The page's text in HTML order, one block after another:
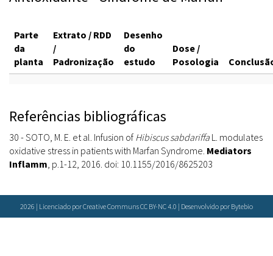
Parte
da
planta
Extrato / RDD
/
Padronização
Desenho
do
estudo
Dose /
Posologia
Referências bibliográficas
30 - SOTO, M. E. et al. Infusion of Hibiscus sabdariffa L. modulates
oxidative stress in patients with Marfan Syndrome. Mediators
Inflamm, p.1-12, 2016. doi: 10.1155/2016/8625203
2026 | Licenciado por Creative Communs CC BY-NC 4.0 | Desenvolvido por Bytebio